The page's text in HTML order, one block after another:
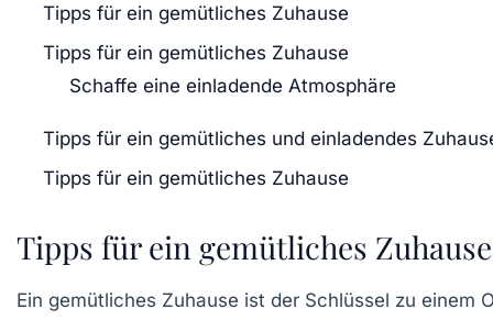
Tipps für ein gemütliches Zuhause
Tipps für ein gemütliches Zuhause
Schaffe eine einladende Atmosphäre
Tipps für ein gemütliches und einladendes
Tipps für ein gemütliches Zuhause
Tipps für ein gemütliches Zuhause
Ein gemütliches Zuhause ist der Schlüssel zu einem